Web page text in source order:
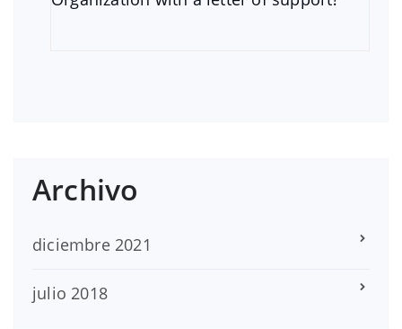
Archivo
diciembre 2021
julio 2018